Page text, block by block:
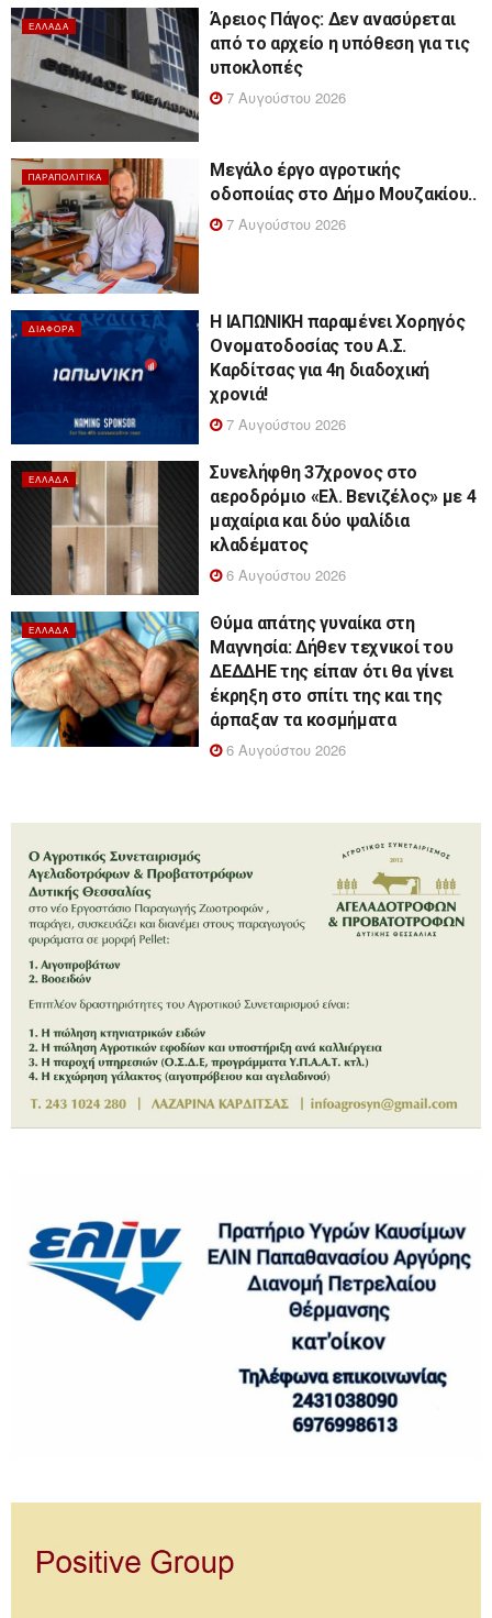
ΕΛΛΆΔΑ
Άρειος Πάγος: Δεν ανασύρεται
από το αρχείο η υπόθεση για τις
υποκλοπές
7 Αυγούστου 2026
ΠΑΡΑΠΟΛΙΤΙΚΆ
Μεγάλο έργο αγροτικής
οδοποιίας στο Δήμο Μουζακίου..
7 Αυγούστου 2026
ΔΙΆΦΟΡΑ
Η ΙΑΠΩΝΙΚΗ παραμένει Χορηγός
Ονοματοδοσίας του Α.Σ.
Καρδίτσας για 4η διαδοχική
χρονιά!
7 Αυγούστου 2026
ΕΛΛΆΔΑ
Συνελήφθη 37χρονος στο
αεροδρόμιο «Ελ. Βενιζέλος» με 4
μαχαίρια και δύο ψαλίδια
κλαδέματος
6 Αυγούστου 2026
ΕΛΛΆΔΑ
Θύμα απάτης γυναίκα στη
Μαγνησία: Δήθεν τεχνικοί του
ΔΕΔΔΗΕ της είπαν ότι θα γίνει
έκρηξη στο σπίτι της και της
άρπαξαν τα κοσμήματα
6 Αυγούστου 2026